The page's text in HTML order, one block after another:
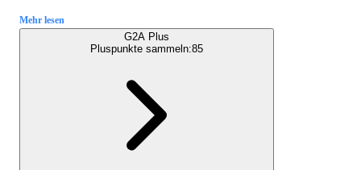
Mehr lesen
G2A Plus
Pluspunkte sammeln:85